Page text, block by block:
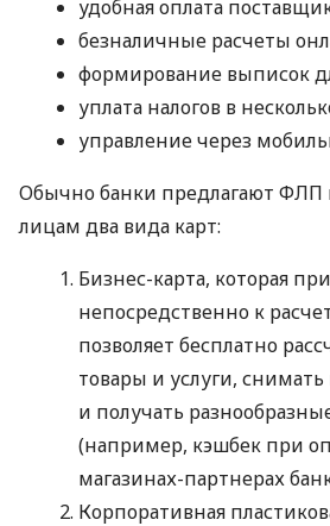
удобная оплата
безналичные расчеты
формирование выписок
уплата налогов в
управление через
Обычно банки предлагают
лицам два вида карт:
Бизнес-карта, которая
непосредственно к
позволяет бесплатно
товары и услуги,
и получать
(например, кэшбек при
магазинах-партнерах
Корпоративная